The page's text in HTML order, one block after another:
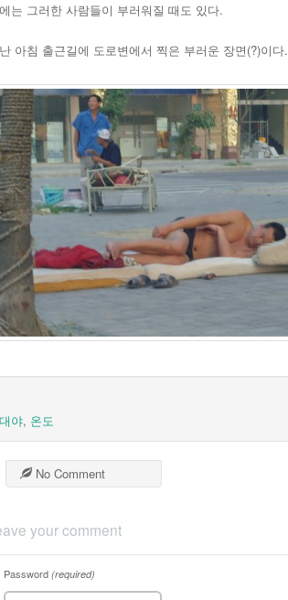
는 그러한 사람들이 부러워질 때도 있다.
아침 출근길에 도로변에서 찍은 부러운 장면(?)이다.
야, 온도
No Comment
your comment
Password (required)